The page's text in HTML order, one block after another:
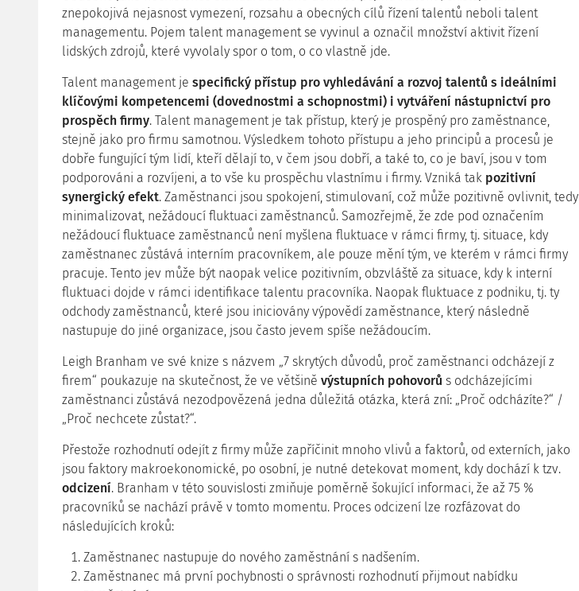
znepokojivá nejasnost vymezení, rozsahu a obecných cílů řízení talentů neboli talent
managementu. Pojem talent management se vyvinul a označil množství aktivit řízení
lidských zdrojů, které vyvolaly spor o tom, o co vlastně jde.
Talent management je specifický přístup pro vyhledávání a rozvoj talentů s ideálními
klíčovými kompetencemi (dovednostmi a schopnostmi) i vytváření nástupnictví pro
prospěch firmy. Talent management je tak přístup, který je prospěný pro zaměstnance,
stejně jako pro firmu samotnou. Výsledkem tohoto přístupu a jeho principů a procesů je
dobře fungující tým lidí, kteří dělají to, v čem jsou dobří, a také to, co je baví, jsou v tom
podporováni a rozvíjeni, a to vše ku prospěchu vlastnímu i firmy. Vzniká tak pozitivní
synergický efekt. Zaměstnanci jsou spokojení, stimulovaní, což může pozitivně ovlivnit, tedy
minimalizovat, nežádoucí fluktuaci zaměstnanců. Samozřejmě, že zde pod označením
nežádoucí fluktuace zaměstnanců není myšlena fluktuace v rámci firmy, tj. situace, kdy
zaměstnanec zůstává interním pracovníkem, ale pouze mění tým, ve kterém v rámci firmy
pracuje. Tento jev může být naopak velice pozitivním, obzvláště za situace, kdy k interní
fluktuaci dojde v rámci identifikace talentu pracovníka. Naopak fluktuace z podniku, tj. ty
odchody zaměstnanců, které jsou iniciovány výpovědí zaměstnance, který následně
nastupuje do jiné organizace, jsou často jevem spíše nežádoucím.
Leigh Branham ve své knize s názvem „7 skrytých důvodů, proč zaměstnanci odcházejí z
firem“ poukazuje na skutečnost, že ve většině výstupních pohovorů s odcházejícími
zaměstnanci zůstává nezodpovězená jedna důležitá otázka, která zní: „Proč odcházíte?“ /
„Proč nechcete zůstat?“.
Přestože rozhodnutí odejít z firmy může zapříčinit mnoho vlivů a faktorů, od externích, jako
jsou faktory makroekonomické, po osobní, je nutné detekovat moment, kdy dochází k tzv.
odcizení. Branham v této souvislosti zmiňuje poměrně šokující informaci, že až 75 %
pracovníků se nachází právě v tomto momentu. Proces odcizení lze rozfázovat do
následujících kroků:
Zaměstnanec nastupuje do nového zaměstnání s nadšením.
Zaměstnanec má první pochybnosti o správnosti rozhodnutí přijmout nabídku